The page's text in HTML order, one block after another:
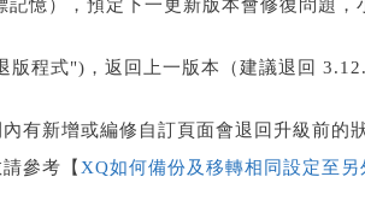
憶），預定下一更新版本會修復問題，
程式")，返回上一版本（建議退回
有新增或編修自訂頁面會退回升級前的狀
參考【 XQ如何備份及移轉相同設定至另